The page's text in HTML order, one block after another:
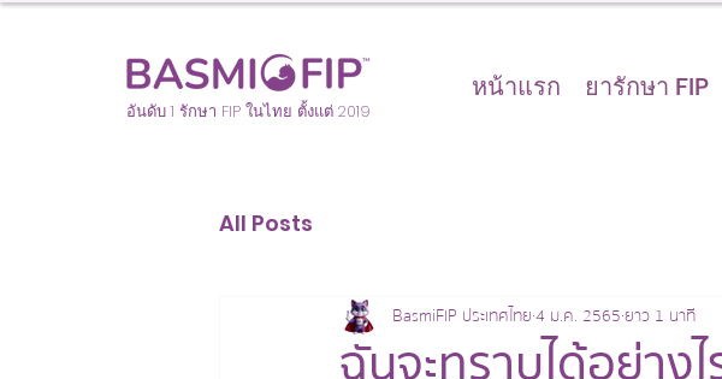
อันดับ 1 รักษา FIP ในไทย ตั้งแต่ 2019
หน้าแรก ยารักษา FIP
All Posts
BasmiFIP ประเทศไทย4 ม.ค. 2565ยาว 1 นาที